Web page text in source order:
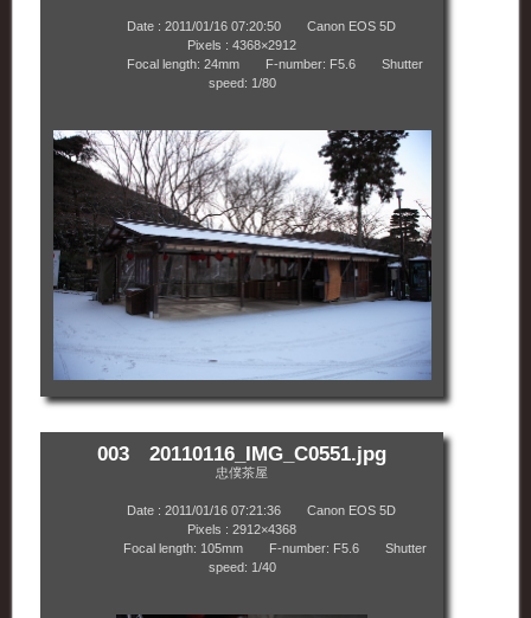
Date : 2011/01/16 07:20:50 Canon EOS 5D
Pixels : 4368×2912
Focal length: 24mm F-number: F5.6 Shutter
speed: 1/80
003 20110116_IMG_C0551.jpg
忠僕茶屋
Date : 2011/01/16 07:21:36 Canon EOS 5D
Pixels : 2912×4368
Focal length: 105mm F-number: F5.6 Shutter
speed: 1/40